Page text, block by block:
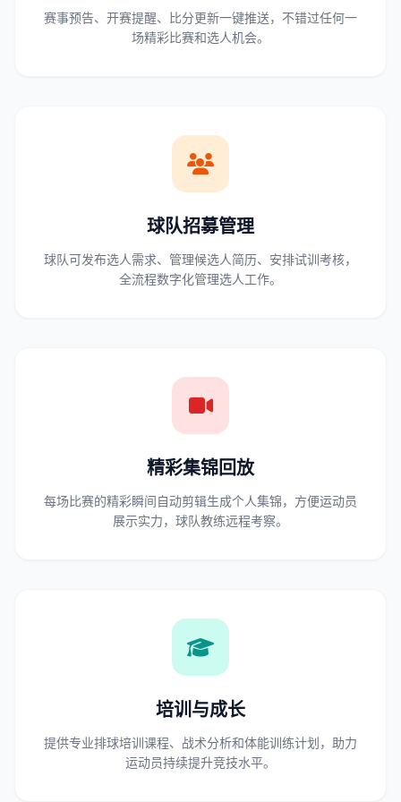
赛事预告、开赛提醒、比分更新一键推送，不错过任何一
场精彩比赛和选人机会。
球队招募管理
球队可发布选人需求、管理候选人简历、安排试训考核，
全流程数字化管理选人工作。
精彩集锦回放
每场比赛的精彩瞬间自动剪辑生成个人集锦，方便运动员
展示实力，球队教练远程考察。
培训与成长
提供专业排球培训课程、战术分析和体能训练计划，助力
运动员持续提升竞技水平。